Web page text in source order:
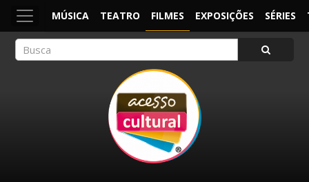
MÚSICA TEATRO FILMES EXPOSIÇÕES SÉRIES